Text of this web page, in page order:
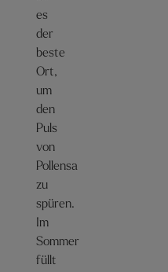
es
der
beste
Ort,
um
den
Puls
von
Pollensa
zu
spüren.
Im
Sommer
füllt